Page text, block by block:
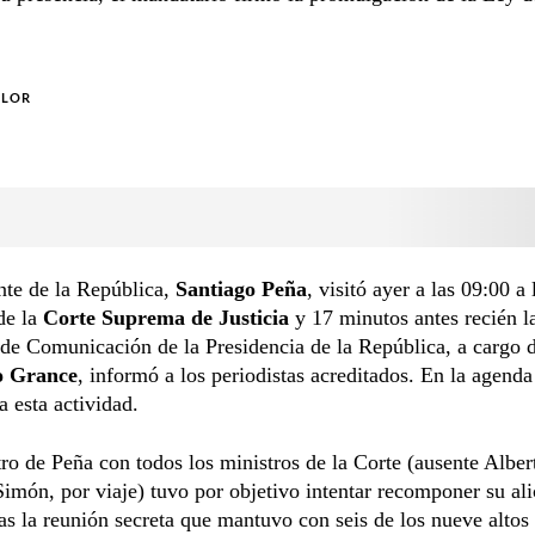
de la República, Santiago Peña, visitó ayer a las 09:00 a
la Corte Suprema de Justicia y 17 minutos antes recién
Comunicación de la Presidencia de la República, a cargo
Grance, informó a los periodistas acreditados. En la
esta actividad.
de Peña con todos los ministros de la Corte (ausente
por viaje) tuvo por objetivo intentar recomponer su
la reunión secreta que mantuvo con seis de los nueve altos